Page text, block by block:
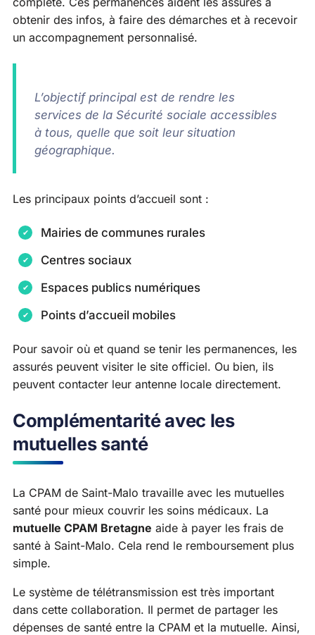
obtenir des infos, à faire des démarches et à recevoir
un accompagnement personnalisé.
L’objectif principal est de rendre les
services de la Sécurité sociale accessibles
à tous, quelle que soit leur situation
géographique.
Les principaux points d’accueil sont :
Mairies de communes rurales
Centres sociaux
Espaces publics numériques
Points d’accueil mobiles
Pour savoir où et quand se tenir les permanences, les
assurés peuvent visiter le site officiel. Ou bien, ils
peuvent contacter leur antenne locale directement.
Complémentarité avec les
mutuelles santé
La CPAM de Saint-Malo travaille avec les mutuelles
santé pour mieux couvrir les soins médicaux. La
mutuelle CPAM Bretagne aide à payer les frais de
santé à Saint-Malo. Cela rend le remboursement plus
simple.
Le système de télétransmission est très important
dans cette collaboration. Il permet de partager les
dépenses de santé entre la CPAM et la mutuelle. Ainsi,